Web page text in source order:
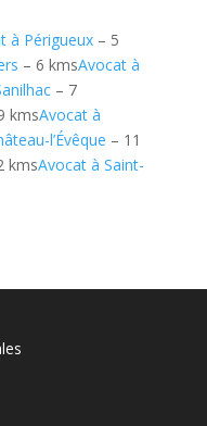
à Périgueux– 5
– 6 kmsAvocat à
– 7
kmsAvocat à
l’Évêque – 11
kmsAvocat à Saint-